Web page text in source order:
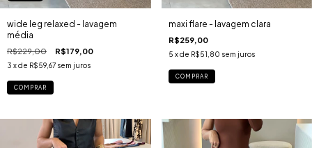
wide leg relaxed - lavagem
média
R$229,00 R$179,00
3 x de R$59,67 sem juros
COMPRAR
maxi flare - lavagem clara
R$259,00
5 x de R$51,80 sem juros
COMPRAR